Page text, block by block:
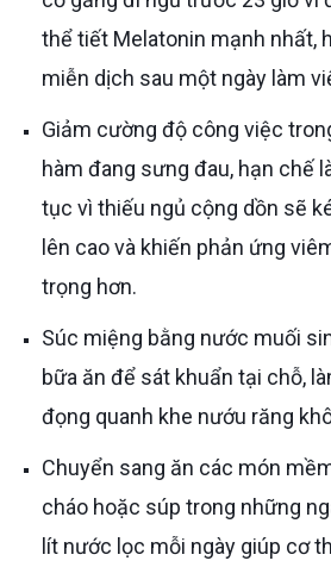
thể tiết Melatonin mạnh nhất,
miễn dịch sau một ngày làm
Giảm cường độ công việc trong những ngày vùng
hàm đang sưng đau, hạn chế
tục vì thiếu ngủ cộng dồn sẽ
lên cao và khiến phản ứng
trọng hơn.
Súc miệng bằng nước muối sinh lý ấm sau mỗi
bữa ăn để sát khuẩn tại chỗ,
đọng quanh khe nướu răng
Chuyển sang ăn các món mềm, lỏng, nguội như
cháo hoặc súp trong những
lít nước lọc mỗi ngày giúp cơ